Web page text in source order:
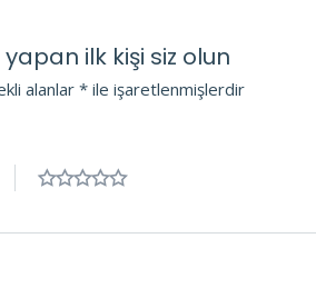
yapan ilk kişi siz olun
alanlar* ile işaretlenmişlerdir